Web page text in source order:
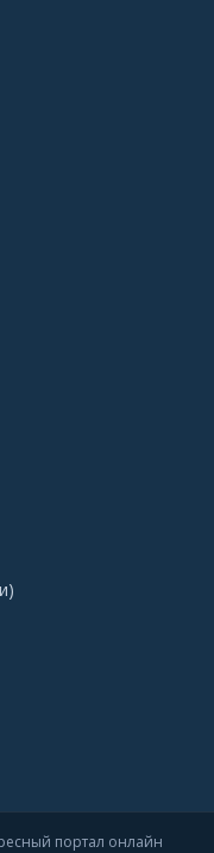
портал онлайн